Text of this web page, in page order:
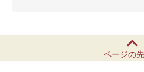
ページの